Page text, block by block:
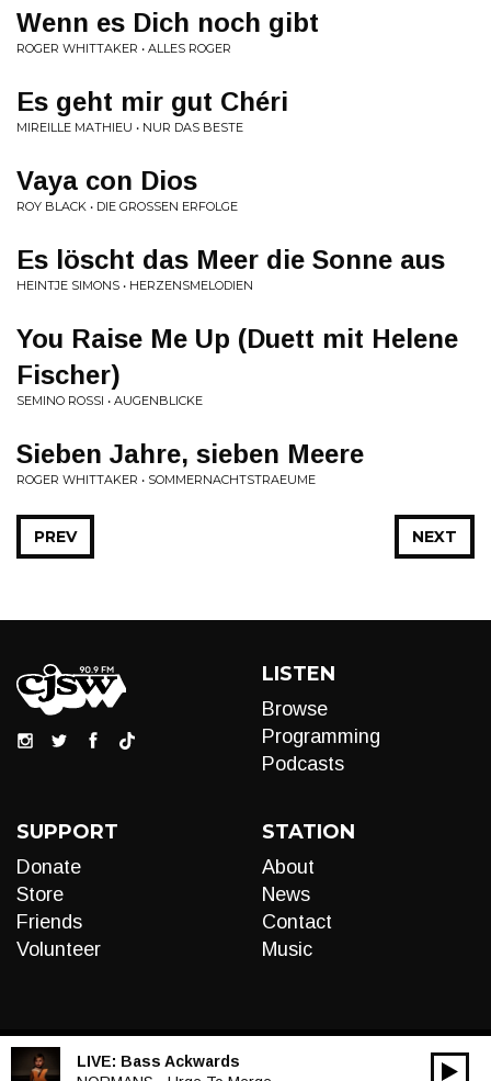
Wenn es Dich noch gibt
ROGER WHITTAKER • ALLES ROGER
Es geht mir gut Chéri
MIREILLE MATHIEU • NUR DAS BESTE
Vaya con Dios
ROY BLACK • DIE GROSSEN ERFOLGE
Es löscht das Meer die Sonne aus
HEINTJE SIMONS • HERZENSMELODIEN
You Raise Me Up (Duett mit Helene
Fischer)
SEMINO ROSSI • AUGENBLICKE
Sieben Jahre, sieben Meere
ROGER WHITTAKER • SOMMERNACHTSTRAEUME
NEXT
PREV
LISTEN
Browse
Programming
Podcasts
SUPPORT
Donate
Store
Friends
Volunteer
STATION
About
News
Contact
Music
LIVE: Bass Ackwards
00:00